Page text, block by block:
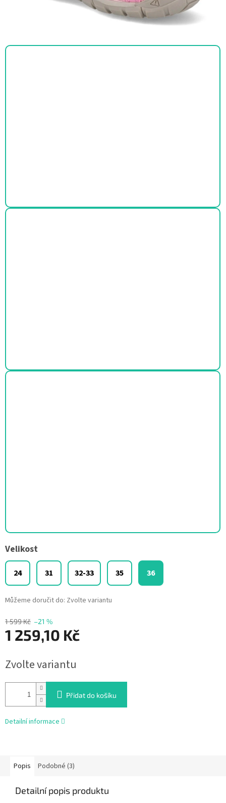
1 599 Kč –21 %
1 259,10 Kč
cena:
Zvolte variantu
Velikost
24 31 32-33 35 36
Můžeme doručit do: Zvolte variantu
Přidat do košíku
Detailní informace
Popis Podobné (3)
Detailní popis produktu